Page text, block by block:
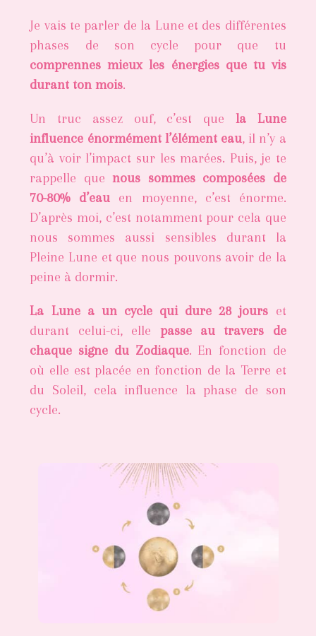
Je vais te parler de la Lune et des différentes
phases de son cycle pour que tu
comprennes mieux les énergies que tu vis
durant ton mois.
Un truc assez ouf, c’est que la Lune
influence énormément l’élément eau, il n’y a
qu’à voir l’impact sur les marées. Puis, je te
rappelle quenous sommes composées de
70-80% d’eau en moyenne, c’est énorme.
D’après moi, c’est notamment pour cela que
nous sommes aussi sensibles durant la
Pleine Lune et que nous pouvons avoir de la
peine à dormir.
La Lune a un cycle qui dure 28 jours et
durant celui-ci, elle passe au travers de
chaque signe du Zodiaque. En fonction de
où elle est placée en fonction de la Terre et
du Soleil, cela influence la phase de son
cycle.